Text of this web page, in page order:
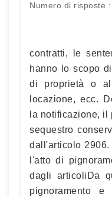
Numero di risposte :
contratti, le
hanno lo scopo
di proprietà o
locazione, ecc.
la notificazione, il
sequestro
dall'articolo
l'atto di
dagli articoliDa
pignoramento e